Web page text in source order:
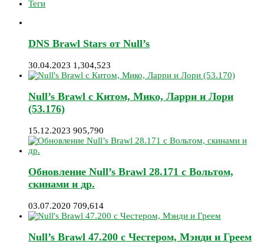
Теги
DNS Brawl Stars от Null’s
30.04.2023 1,304,523
Null’s Brawl с Китом, Мико, Ларри и Лори
(53.176)
15.12.2023 905,790
Обновление Null’s Brawl 28.171 с Вольтом,
скинами и др.
03.07.2020 709,614
Null’s Brawl 47.200 с Честером, Мэнди и Греем